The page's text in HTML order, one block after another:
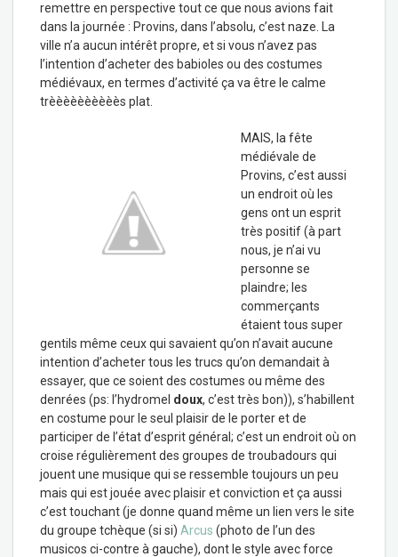
remettre en perspective tout ce que nous avions fait
dans la journée : Provins, dans l’absolu, c’est naze. La
ville n’a aucun intérêt propre, et si vous n’avez pas
l’intention d’acheter des babioles ou des costumes
médiévaux, en termes d’activité ça va être le calme
trèèèèèèèèèès plat.
MAIS, la fête
médiévale de
Provins, c’est aussi
un endroit où les
gens ont un esprit
très positif (à part
nous, je n’ai vu
personne se
plaindre; les
commerçants
étaient tous super
gentils même ceux qui savaient qu’on n’avait aucune
intention d’acheter tous les trucs qu’on demandait à
essayer, que ce soient des costumes ou même des
denrées (ps: l’hydromel doux, c’est très bon)), s’habillent
en costume pour le seul plaisir de le porter et de
participer de l’état d’esprit général; c’est un endroit où on
croise régulièrement des groupes de troubadours qui
jouent une musique qui se ressemble toujours un peu
mais qui est jouée avec plaisir et conviction et ça aussi
c’est touchant (je donne quand même un lien vers le site
du groupe tchèque (si si) Arcus (photo de l’un des
musicos ci-contre à gauche), dont le style avec force